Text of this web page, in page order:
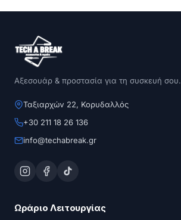
Αξεσουάρ & προστασία για τη συσκευή σου.
Ταξιαρχών 22, Κορυδαλλός
+30 211 18 26 136
info@techabreak.gr
Ωράριο Λειτουργίας